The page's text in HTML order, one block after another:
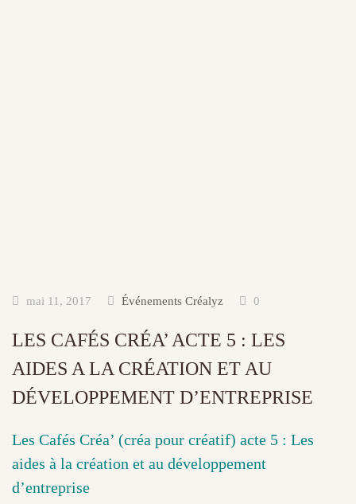
mai 11, 2017 Événements Créalyz 0
LES CAFÉS CRÉA’ ACTE 5 : LES
AIDES A LA CRÉATION ET AU
DÉVELOPPEMENT D’ENTREPRISE
Les Cafés Créa’ (créa pour créatif) acte 5 : Les
aides à la création et au développement
d’entreprise